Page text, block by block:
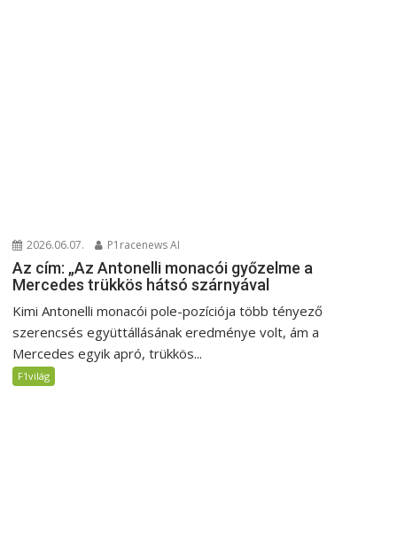
2026.06.07. P1racenews AI
Az cím: „Az Antonelli monacói győzelme a
Mercedes trükkös hátsó szárnyával
Kimi Antonelli monacói pole-pozíciója több tényező
szerencsés együttállásának eredménye volt, ám a
Mercedes egyik apró, trükkös...
F1világ